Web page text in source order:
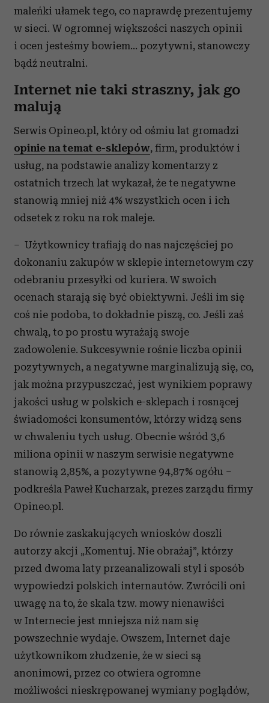
maleńki ułamek tego, co naprawdę prezentujemy
w sieci. W ogromnej większości naszych opinii
i ocen jesteśmy bowiem… pozytywni, stanowczy
bądź neutralni.
Internet nie taki straszny, jak go
malują
Serwis Opineo.pl, który od ośmiu lat gromadzi
opinie na temat e-sklepów, firm, produktów i
usług, na podstawie analizy komentarzy z
ostatnich trzech lat wykazał, że te negatywne
stanowią mniej niż 4% wszystkich ocen i ich
odsetek z roku na rok maleje.
– Użytkownicy trafiają do nas najczęściej po
dokonaniu zakupów w sklepie internetowym czy
odebraniu przesyłki od kuriera. W swoich
ocenach starają się być obiektywni. Jeśli im się
coś nie podoba, to dokładnie piszą, co. Jeśli zaś
chwalą, to po prostu wyrażają swoje
zadowolenie. Sukcesywnie rośnie liczba opinii
pozytywnych, a negatywne marginalizują się, co,
jak można przypuszczać, jest wynikiem poprawy
jakości usług w polskich e-sklepach i rosnącej
świadomości konsumentów, którzy widzą sens
w chwaleniu tych usług. Obecnie wśród 3,6
miliona opinii w naszym serwisie negatywne
stanowią 2,85%, a pozytywne 94,87% ogółu –
podkreśla Paweł Kucharzak, prezes zarządu firmy
Opineo.pl.
Do równie zaskakujących wniosków doszli
autorzy akcji „Komentuj. Nie obrażaj”, którzy
przed dwoma laty przeanalizowali styl i sposób
wypowiedzi polskich internautów. Zwrócili oni
uwagę na to, że skala tzw. mowy nienawiści
w Internecie jest mniejsza niż nam się
powszechnie wydaje. Owszem, Internet daje
użytkownikom złudzenie, że w sieci są
anonimowi, przez co otwiera ogromne
możliwości nieskrępowanej wymiany poglądów,